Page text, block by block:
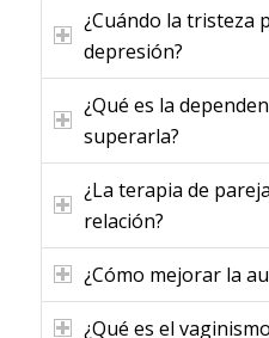
¿Cuándo la tristeza
depresión?
¿Qué es la
superarla?
¿La terapia de
relación?
¿Cómo mejorar la
¿Qué es el